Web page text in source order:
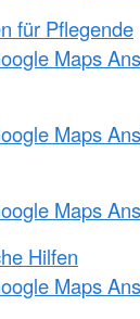
für Pflegende
Maps
Maps
Maps
Hilfen
Maps